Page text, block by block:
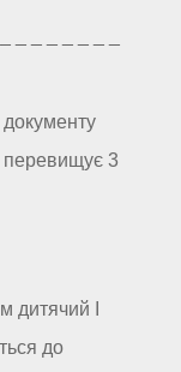
_ _ _ _ _ _ _
перевищує 3
дитячий I
до